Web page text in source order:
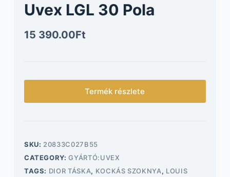
Uvex LGL 30 Pola
15 390.00Ft
Termék részlete
SKU: 20833C027B55
CATEGORY:GYÁRTÓ:UVEX
TAGS: DIOR TÁSKA, KOCKÁS SZOKNYA, LOUIS